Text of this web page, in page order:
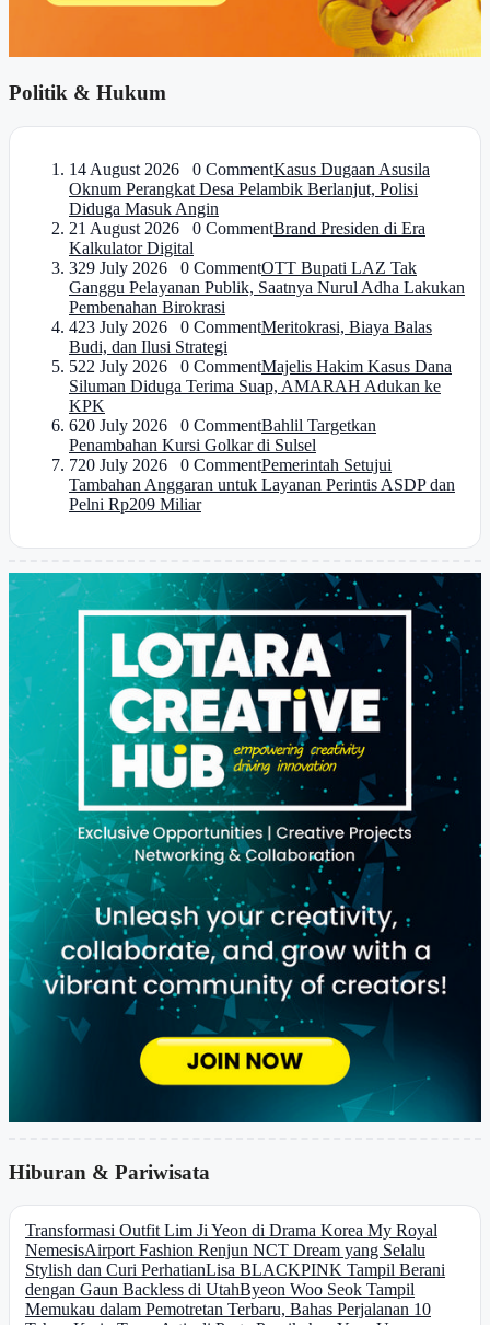
Politik & Hukum
14 August 2026 0 CommentKasus Dugaan Asusila
Oknum Perangkat Desa Pelambik Berlanjut, Polisi
Diduga Masuk Angin
21 August 2026 0 CommentBrand Presiden di Era
Kalkulator Digital
329 July 2026 0 CommentOTT Bupati LAZ Tak
Ganggu Pelayanan Publik, Saatnya Nurul Adha Lakukan
Pembenahan Birokrasi
423 July 2026 0 CommentMeritokrasi, Biaya Balas
Budi, dan Ilusi Strategi
522 July 2026 0 CommentMajelis Hakim Kasus Dana
Siluman Diduga Terima Suap, AMARAH Adukan ke
KPK
620 July 2026 0 CommentBahlil Targetkan
Penambahan Kursi Golkar di Sulsel
720 July 2026 0 CommentPemerintah Setujui
Tambahan Anggaran untuk Layanan Perintis ASDP dan
Pelni Rp209 Miliar
Hiburan & Pariwisata
Transformasi Outfit Lim Ji Yeon di Drama Korea My Royal
NemesisAirport Fashion Renjun NCT Dream yang Selalu
Stylish dan Curi PerhatianLisa BLACKPINK Tampil Berani
dengan Gaun Backless di UtahByeon Woo Seok Tampil
Memukau dalam Pemotretan Terbaru, Bahas Perjalanan 10